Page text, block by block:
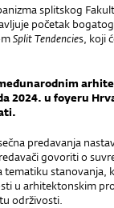
splitskog
početak
Split Tendencies, koji
2024. u foyeru
predavanja
govoriti o
tematiku
u arhitektonskim
održivosti.